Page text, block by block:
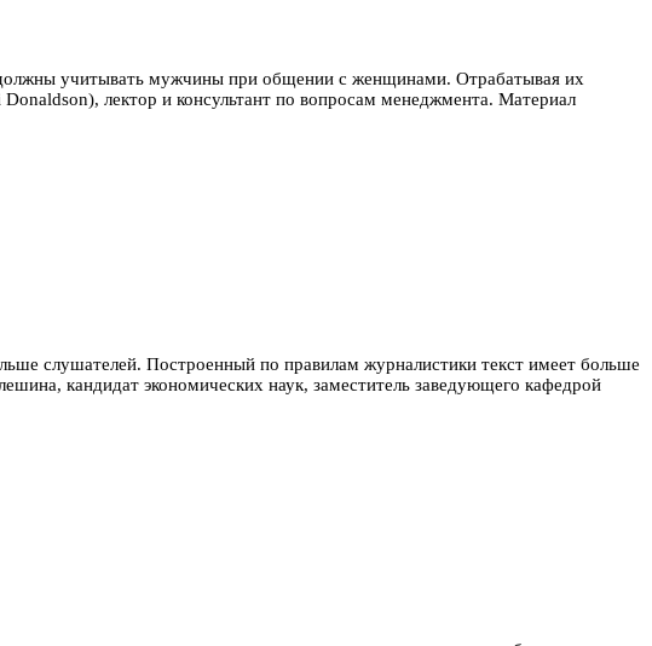
учитывать мужчины при общении с женщинами. Отрабатывая их
лектор и консультант по вопросам менеджмента. Материал
слушателей. Построенный по правилам журналистики текст имеет больше
кандидат экономических наук, заместитель заведующего кафедрой